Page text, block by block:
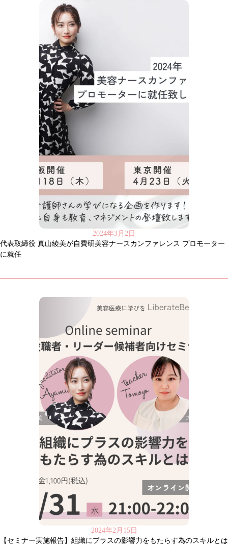
2024年3月2日
代表取締役 真山綾美が自費研美容ナースカンファレンス プロモーター
に就任
2024年2月15日
【セミナー実施報告】組織にプラスの影響力をもたらす為のスキルとは